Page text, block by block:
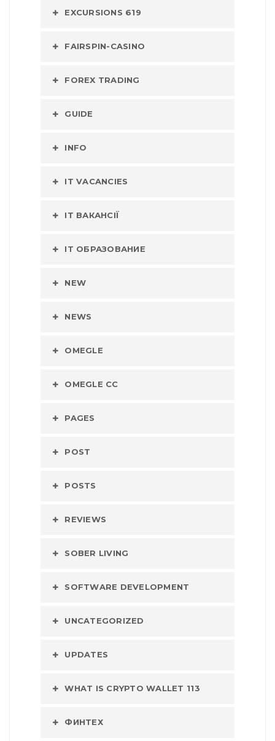
EXCURSIONS 619
FAIRSPIN-CASINO
FOREX TRADING
GUIDE
INFO
IT VACANCIES
IT ВАКАНСІЇ
IT ОБРАЗОВАНИЕ
NEW
NEWS
OMEGLE
OMEGLE CC
PAGES
POST
POSTS
REVIEWS
SOBER LIVING
SOFTWARE DEVELOPMENT
UNCATEGORIZED
UPDATES
WHAT IS CRYPTO WALLET 113
ФИНТЕХ